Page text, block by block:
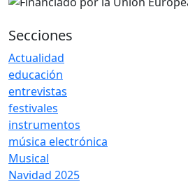
Secciones
Actualidad
educación
entrevistas
festivales
instrumentos
música electrónica
Musical
Navidad 2025